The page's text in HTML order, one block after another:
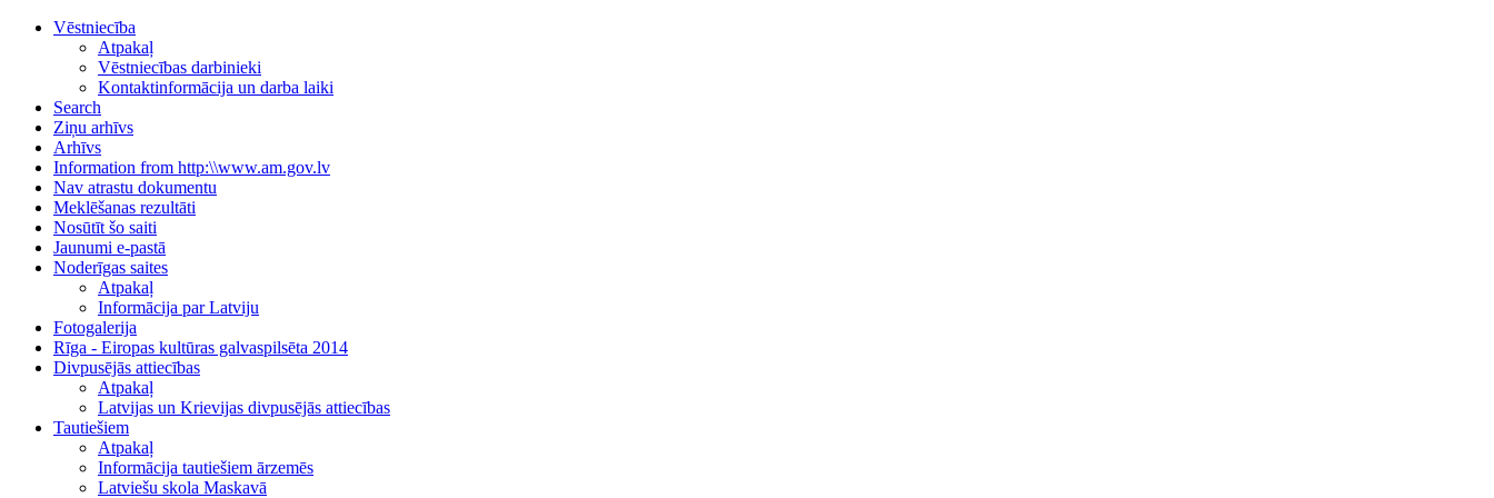
Vēstniecība
Atpakaļ
Vēstniecības darbinieki
Kontaktinformācija un darba laiki
Search
Ziņu arhīvs
Arhīvs
Information from http:\\www.am.gov.lv
Nav atrastu dokumentu
Meklēšanas rezultāti
Nosūtīt šo saiti
Jaunumi e-pastā
Noderīgas saites
Atpakaļ
Informācija par Latviju
Fotogalerija
Rīga - Eiropas kultūras galvaspilsēta 2014
Divpusējās attiecības
Atpakaļ
Latvijas un Krievijas divpusējās attiecības
Tautiešiem
Atpakaļ
Informācija tautiešiem ārzemēs
Latviešu skola Maskavā